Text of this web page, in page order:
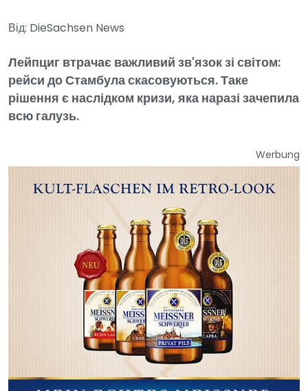
Від: DieSachsen News
Лейпциг втрачає важливий зв'язок зі світом:
рейси до Стамбула скасовуються. Таке
рішення є наслідком кризи, яка наразі зачепила
всю галузь.
Werbung